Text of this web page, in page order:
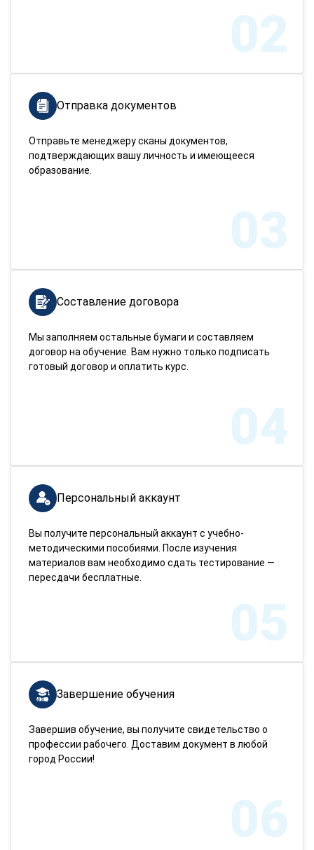
02
Отправка документов
Отправьте менеджеру сканы документов,
подтверждающих вашу личность и имеющееся
образование.
03
Составление договора
Мы заполняем остальные бумаги и составляем
договор на обучение. Вам нужно только подписать
готовый договор и оплатить курс.
04
Персональный аккаунт
Вы получите персональный аккаунт с учебно-
методическими пособиями. После изучения
материалов вам необходимо сдать тестирование —
пересдачи бесплатные.
05
Завершение обучения
Завершив обучение, вы получите свидетельство о
профессии рабочего. Доставим документ в любой
город России!
06